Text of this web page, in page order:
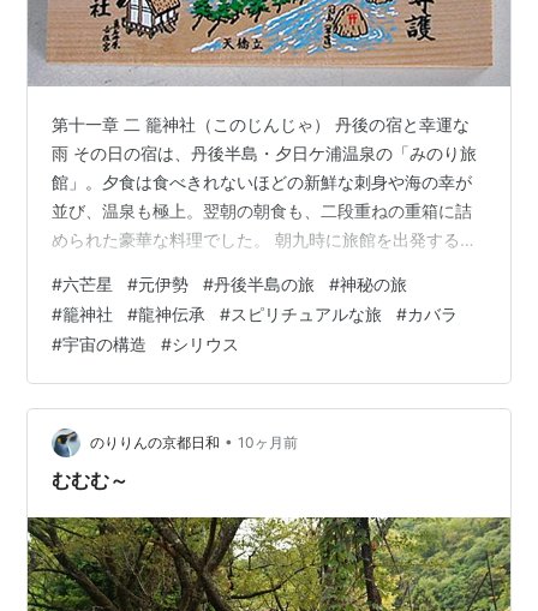
第十一章 二 籠神社（このじんじゃ） 丹後の宿と幸運な
雨 その日の宿は、丹後半島・夕日ケ浦温泉の「みのり旅
館」。夕食は食べきれないほどの新鮮な刺身や海の幸が
並び、温泉も極上。翌朝の朝食も、二段重ねの重箱に詰
められた豪華な料理でした。 朝九時に旅館を出発する
なくて幸いでした。雨の日のドライブは、丹後半島の静
かな風景をより神秘的に映し出していました。 籠神社へ
の参拝と六芒星の絵馬 目的地の籠神社に到着。想像以上
に立派で新しい社殿が出迎えてくれました。おそらく近
年に建て替えられたのでしょう。 本殿で参拝を済ませ、
境内を注意深く観察。この神社の絵馬には…
#六芒星 #元伊勢 #丹後半島の旅 #神秘の旅
#籠神社 #龍神伝承 #スピリチュアルな旅 #カバラ
#宇宙の構造 #シリウス
のりりんの京都日和 • 10ヶ月前
むむむ～